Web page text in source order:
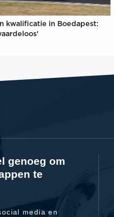
kwalificatie in Boedapest:
genoeg om
te
media en